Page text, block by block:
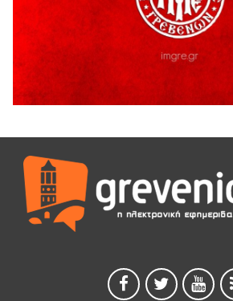
H παραδοχή λαθών είναι (και) δύναμη
5 Αυγούστου 2026
Ο ΑΝΔΡΕΑΣ ΑΣΛΑΝΙΔΗΣ ΣΥΝΕΧΙΖΕΙ ΣΤΟΝ
ΓΡΕΒΕΝΩΝ
Ευχαριστήριο Εκπολιτιστικού
Παρασχάκη Αθανάσιο
5 Αυγούστου 2026
Διακοπή υδροδότησης του Α΄ κλάδου
5 Αυγούστου 2026
5 Αυγούστου 2026